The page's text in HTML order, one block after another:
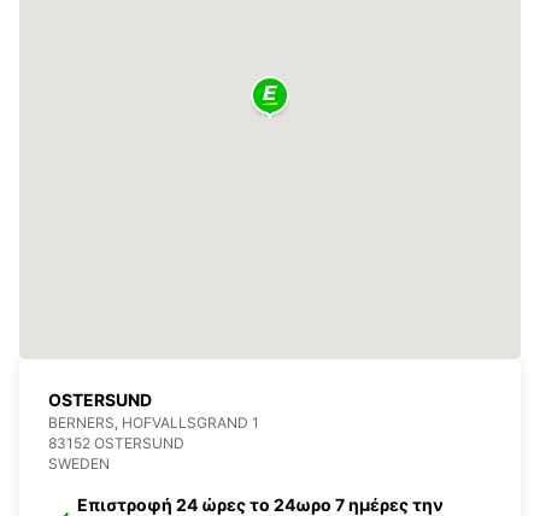
OSTERSUND
BERNERS, HOFVALLSGRAND 1
83152 OSTERSUND
SWEDEN
Επιστροφή 24 ώρες το 24ωρο 7 ημέρες την